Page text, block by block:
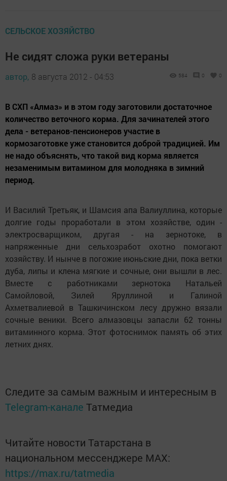
СЕЛЬСКОЕ ХОЗЯЙСТВО
Не сидят сложа руки ветераны
автор, 8 августа 2012 - 04:53 584 0 0
В СХП «Алмаз» и в этом году заготовили достаточное
количество веточного корма. Для зачинателей этого
дела - ветеранов-пенсионеров участие в
кормозаготовке уже становится доброй традицией. Им
не надо объяснять, что такой вид корма является
незаменимым витамином для молодняка в зимний
период.
И Василий Третьяк, и Шамсия апа Валиуллина, которые
долгие годы проработали в этом хозяйстве, один -
электросварщиком, другая - на зернотоке, в
напряженные дни сельхозработ охотно помогают
хозяйству. И нынче в погожие июньские дни, пока ветки
дуба, липы и клена мягкие и сочные, они вышли в лес.
Вместе с работниками зернотока Натальей
Самойловой, Зилей Яруллиной и Галиной
Ахметвалиевой в Ташкичинском лесу дружно вязали
сочные веники. Всего алмазовцы запасли 62 тонны
витаминного корма. Этот фотоснимок память об этих
летних днях.
Следите за самым важным и интересным в
Telegram-канале Татмедиа
Читайте новости Татарстана в
национальном мессенджере MАХ:
https://max.ru/tatmedia